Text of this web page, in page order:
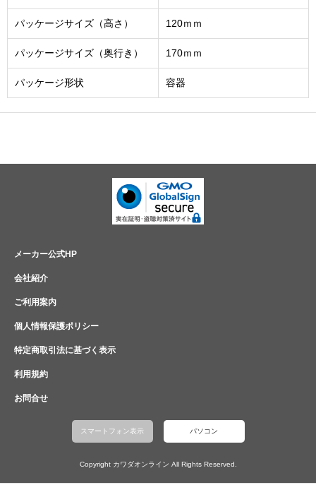
パッケージサイズ（高さ） 120ｍｍ
パッケージサイズ（奥行き） 170ｍｍ
パッケージ形状 容器
メーカー公式HP
会社紹介
ご利用案内
個人情報保護ポリシー
特定商取引法に基づく表示
利用規約
お問合せ
スマートフォン表示 パソコン
Copyright カワダオンライン All Rights Reserved.